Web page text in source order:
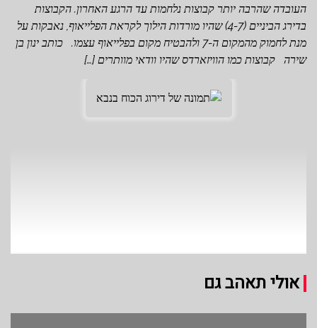
העובדה שהרבה יותר קבוצות נלחמות עד הרגע האחרון. הקבוצות
בדירג הביניים (4-7) שהיו מורדות הילוך לקראת הפלייאוף, נאבקות על
מנת לחמוק מהמקום ה-7 ולהבטיח מקום בפלייאוף עצמו. כותב ינון בן
שירה קבוצות כמו הוויזארדס שהיו וודאי מוותרים […]
אולי תאהב גם